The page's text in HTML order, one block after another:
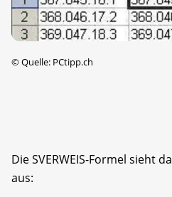
©Quelle: PCtipp.ch
Die SVERWEIS-Formel sieht
aus: